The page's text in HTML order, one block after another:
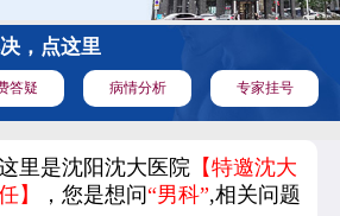
，点这里
答疑 病情分析 专家挂号
里是沈阳沈大医院【特邀沈大
】
，您是想问“男科”,相关问题